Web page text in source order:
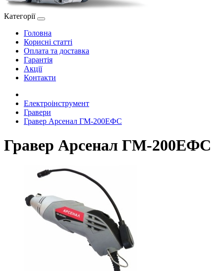
Категорії
Головна
Корисні статті
Оплата та доставка
Гарантія
Акції
Контакти
Електроінструмент
Гравери
Гравер Арсенал ГМ-200ЕФС
Гравер Арсенал ГМ-200ЕФС